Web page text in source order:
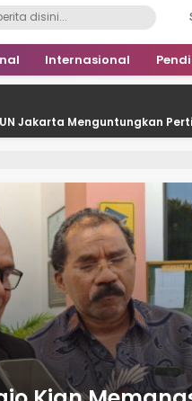
Internasional
Pertina